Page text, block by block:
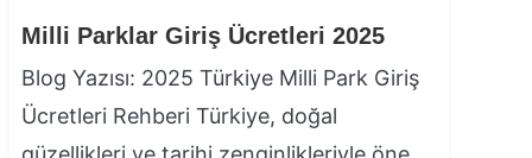
Milli Parklar Giriş Ücretleri 2025
Blog Yazısı: 2025 Türkiye Milli Park Giriş
Ücretleri Rehberi Türkiye, doğal